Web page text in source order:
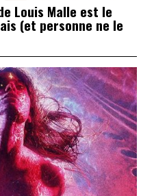
Louis Malle est le
(et personne ne le